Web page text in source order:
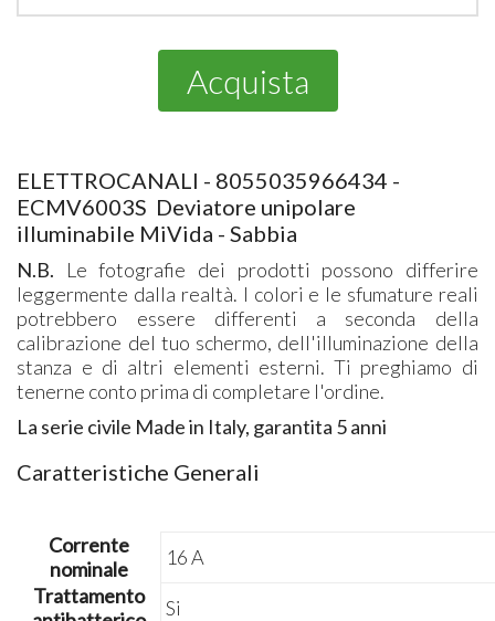
Acquista
ELETTROCANALI - 8055035966434 -
ECMV6003S Deviatore unipolare
illuminabile MiVida - Sabbia
N.B. Le fotografie dei prodotti possono differire
leggermente dalla realtà. I colori e le sfumature reali
potrebbero essere differenti a seconda della
calibrazione del tuo schermo, dell'illuminazione della
stanza e di altri elementi esterni. Ti preghiamo di
tenerne conto prima di completare l'ordine.
La serie civile Made in Italy, garantita 5 anni
Caratteristiche Generali
Corrente
nominale
16 A
Trattamento
Si